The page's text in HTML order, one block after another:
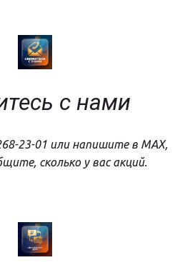
с нами
23-01 или напишите в MAX,
сколько у вас акций.